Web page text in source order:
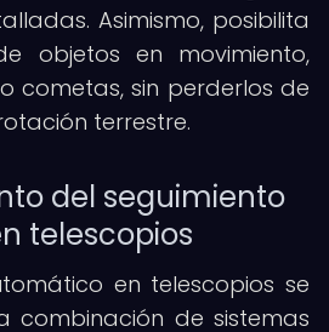
Asimismo, posibilita
objetos en movimiento,
cometas, sin perderlos de
terrestre.
del seguimiento
telescopios
en telescopios se
combinación de sistemas